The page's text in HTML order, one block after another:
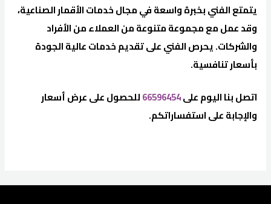
يتمتع الفني بخبرة واسعة في مجال خدمات الأقمار الصناعية،
وقد عمل مع مجموعة متنوعة من العملاء من الأفراد
والشركات. يحرص الفني على تقديم خدمات عالية الجودة
بأسعار تنافسية.
اتصل بنا اليوم على66596454للحصول على عرض أسعار
والإجابة على استفساراتكم.